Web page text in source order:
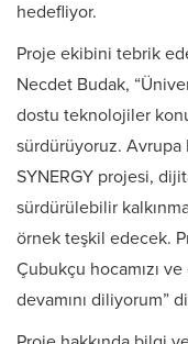
hedefliyor.
Proje ekibini tebrik
Necdet Budak,
dostu teknolojiler
sürdürüyoruz. Avrupa
SYNERGY projesi,
sürdürülebilir
örnek teşkil edecek.
Çubukçu hocamızı
devamını diliyorum”